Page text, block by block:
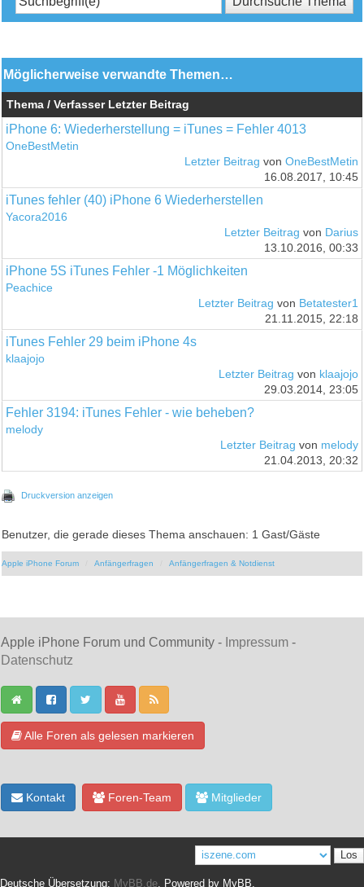
Möglicherweise verwandte Themen…
Thema / Verfasser Letzter Beitrag
iPhone 6: Wiederherstellung = iTunes = Fehler 4013
OneBestMetin
Letzter Beitrag von OneBestMetin
16.08.2017, 10:45
iTunes fehler (40) iPhone 6 Wiederherstellen
Yacora2016
Letzter Beitrag von Darius
13.10.2016, 00:33
iPhone 5S iTunes Fehler -1 Möglichkeiten
Peachice
Letzter Beitrag von Betatester1
21.11.2015, 22:18
iTunes Fehler 29 beim iPhone 4s
klaajojo
Letzter Beitrag von klaajojo
29.03.2014, 23:05
Fehler 3194: iTunes Fehler - wie beheben?
melody
Letzter Beitrag von melody
21.04.2013, 20:32
Druckversion anzeigen
Benutzer, die gerade dieses Thema anschauen: 1 Gast/Gäste
Apple iPhone Forum Anfängerfragen Anfängerfragen & Notdienst
Apple iPhone Forum und Community - Impressum -
Datenschutz
Alle Foren als gelesen markieren
Kontakt Foren-Team Mitglieder
Deutsche Übersetzung: MyBB.de , Powered by MyBB